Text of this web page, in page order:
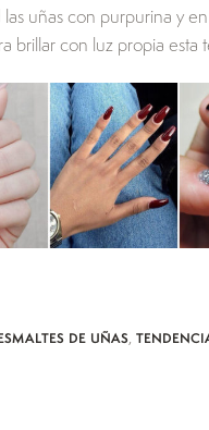
las uñas con purpurina y
brillar con luz propia esta
ESMALTES DE UÑAS,